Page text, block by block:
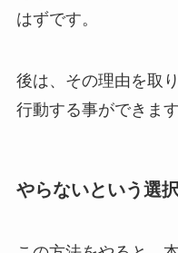
はずです。
後は、その理由を取
行動する事ができます
やらないという選